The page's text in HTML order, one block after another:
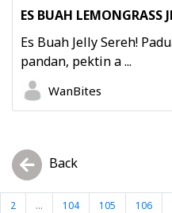
ES BUAH LEMONGRASS
Es Buah Jelly Sereh!
pandan, pektin a ...
WanBites
Back
2 ... 104 105 106